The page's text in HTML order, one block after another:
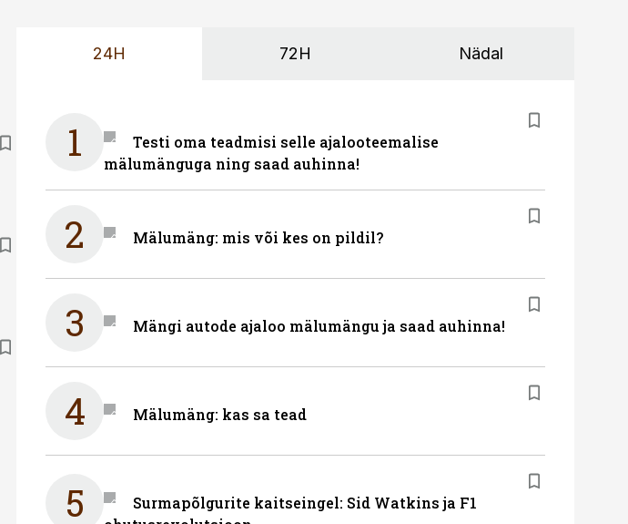
24H 72H Nädal
1
Testi oma teadmisi selle ajalooteemalise
mälumänguga ning saad auhinna!
2 Mälumäng: mis või kes on pildil?
3 Mängi autode ajaloo mälumängu ja saad auhinna!
4 Mälumäng: kas sa tead
5
Surmapõlgurite kaitseingel: Sid Watkins ja F1